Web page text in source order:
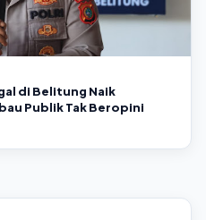
di Belitung Naik
Publik Tak Beropini